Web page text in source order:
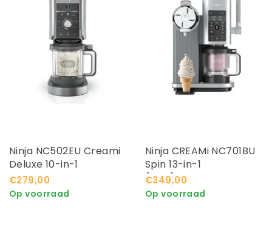
Ninja NC502EU Creami
Deluxe 10-in-1
€279,00
Op voorraad
Ninja CREAMi NC701BU
Spin 13-in-1
(Soft)ijsmachine
€349,00
Op voorraad